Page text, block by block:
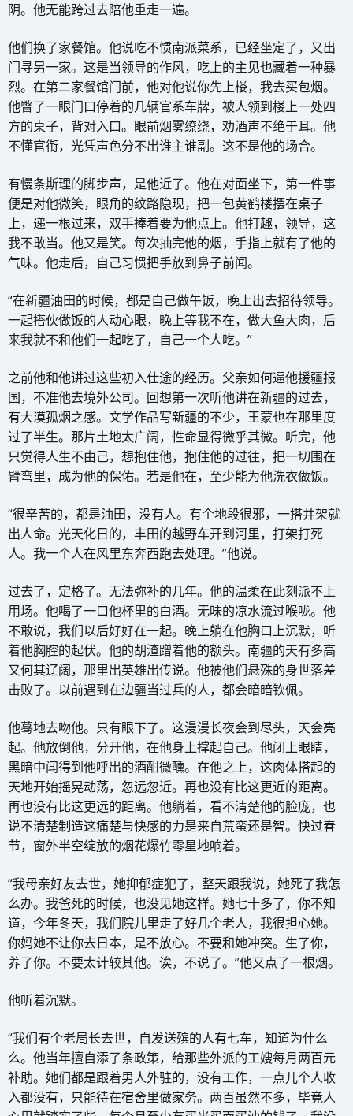
阴。他无能跨过去陪他重走一遍。
他们换了家餐馆。他说吃不惯南派菜系，已经坐定了，又出
门寻另一家。这是当领导的作风，吃上的主见也藏着一种暴
烈。在第二家餐馆门前，他对他说你先上楼，我去买包烟。
他瞥了一眼门口停着的几辆官系车牌，被人领到楼上一处四
方的桌子，背对入口。眼前烟雾缭绕，劝酒声不绝于耳。他
不懂官衔，光凭声色分不出谁主谁副。这不是他的场合。
有慢条斯理的脚步声，是他近了。他在对面坐下，第一件事
便是对他微笑，眼角的纹路隐现，把一包黄鹤楼摆在桌子
上，递一根过来，双手捧着要为他点上。他打趣，领导，这
我不敢当。他又是笑。每次抽完他的烟，手指上就有了他的
气味。他走后，自己习惯把手放到鼻子前闻。
“在新疆油田的时候，都是自己做午饭，晚上出去招待领导。
一起搭伙做饭的人动心眼，晚上等我不在，做大鱼大肉，后
来我就不和他们一起吃了，自己一个人吃。”
之前他和他讲过这些初入仕途的经历。父亲如何逼他援疆报
国，不准他去境外公司。回想第一次听他讲在新疆的过去，
有大漠孤烟之感。文学作品写新疆的不少，王蒙也在那里度
过了半生。那片土地太广阔，性命显得微乎其微。听完，他
只觉得人生不由己，想抱住他，抱住他的过往，把一切围在
臂弯里，成为他的保佑。若是他在，至少能为他洗衣做饭。
“很辛苦的，都是油田，没有人。有个地段很邪，一搭井架就
出人命。光天化日的，丰田的越野车开到河里，打架打死
人。我一个人在风里东奔西跑去处理。”他说。
过去了，定格了。无法弥补的几年。他的温柔在此刻派不上
用场。他喝了一口他杯里的白酒。无味的凉水流过喉咙。他
不敢说，我们以后好好在一起。晚上躺在他胸口上沉默，听
着他胸腔的起伏。他的胡渣蹭着他的额头。南疆的天有多高
又何其辽阔，那里出英雄出传说。他被他们悬殊的身世落差
击败了。以前遇到在边疆当过兵的人，都会暗暗钦佩。
他蓦地去吻他。只有眼下了。这漫漫长夜会到尽头，天会亮
起。他放倒他，分开他，在他身上撑起自己。他闭上眼睛，
黑暗中闻得到他呼出的酒酣微醺。在他之上，这肉体搭起的
天地开始摇晃动荡，忽远忽近。再也没有比这更近的距离。
再也没有比这更远的距离。他躺着，看不清楚他的脸庞，也
说不清楚制造这痛楚与快感的力是来自荒蛮还是智。快过春
节，窗外半空绽放的烟花爆竹零星地响着。
“我母亲好友去世，她抑郁症犯了，整天跟我说，她死了我怎
么办。我爸死的时候，也没见她这样。她七十多了，你不知
道，今年冬天，我们院儿里走了好几个老人，我很担心她。
你妈她不让你去日本，是不放心。不要和她冲突。生了你，
养了你。不要太计较其他。诶，不说了。”他又点了一根烟。
他听着沉默。
“我们有个老局长去世，自发送殡的人有七车，知道为什么
么。他当年擅自添了条政策，给那些外派的工嫂每月两百元
补助。她们都是跟着男人外驻的，没有工作，一点儿个人收
入都没有，只能待在宿舍里做家务。两百虽然不多，毕竟人